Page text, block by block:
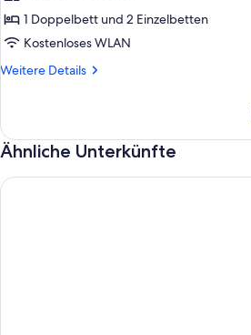
anzeigen
1 Doppelbett und 2 Einzelbetten
Kostenloses WLAN
Weitere Details
Weitere
1
Schlafzimmer
Ähnliche Unterkünfte
Villa Meli Zachari Fabrica